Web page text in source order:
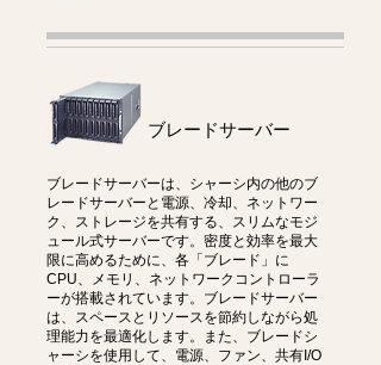
ブレードサーバー
ブレードサーバーは、シャーシ内の他のブ
レードサーバーと電源、冷却、ネットワー
ク、ストレージを共有する、スリムなモジ
ュール式サーバーです。密度と効率を最大
限に高めるために、各「ブレード」に
CPU、メモリ、ネットワークコントローラ
ーが搭載されています。ブレードサーバー
は、スペースとリソースを節約しながら処
理能力を最適化します。また、ブレードシ
ャーシを使用して、電源、ファン、共有I/O